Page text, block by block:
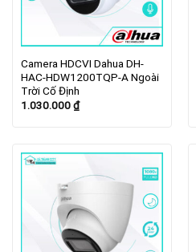
Camera HDCVI Dahua DH-
HAC-HDW1200TQP-A Ngoài
Trời Cố Định
1.030.000₫